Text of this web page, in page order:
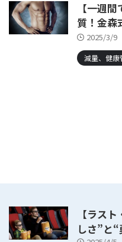
【一週
質！金森
2025/3/9
減量、健康
【ラス
しさ”と